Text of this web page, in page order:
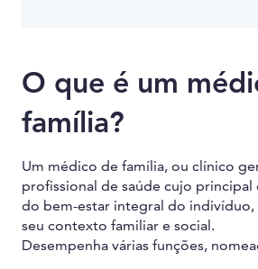
O que é um
família?
Um médico de família, ou clínico
profissional de saúde cujo
do bem-estar integral do
seu contexto familiar e social.
Desempenha várias funções,